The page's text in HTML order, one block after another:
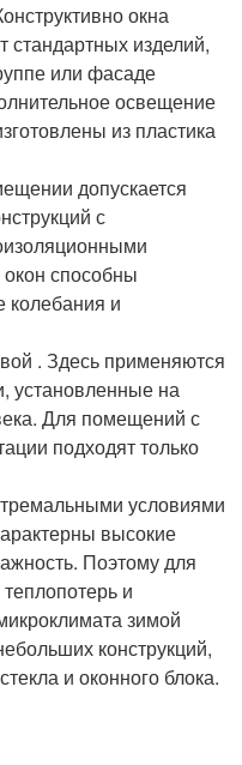
окна
стандартных изделий,
или фасаде
освещение
из пластика
допускается
с
способны
колебания и
. Здесь применяются
установленные на
Для помещений с
подходят только
условиями
высокие
Поэтому для
и
зимой
конструкций,
и оконного блока.